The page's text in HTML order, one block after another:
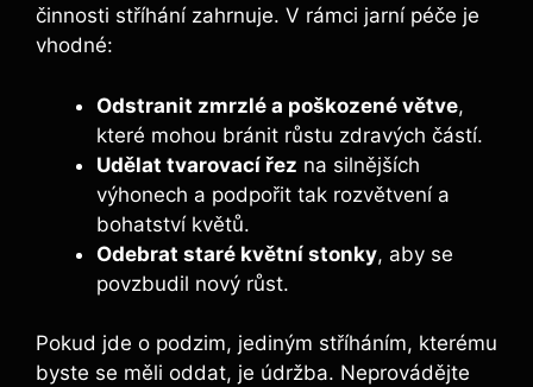
činnosti stříhání zahrnuje. V rámci⁤ jarní péče je
vhodné:
Odstranit zmrzlé a poškozené ⁤větve,
které ​mohou bránit růstu⁢ zdravých částí.
Udělat tvarovací řez na silnějších⁣
výhonech⁤ a podpořit tak rozvětvení a
bohatství květů.
Odebrat staré květní stonky, aby ‍se
povzbudil‌ nový růst.
Pokud⁢ jde o podzim, jediným stříháním, kterému
byste se měli oddat, je‌ údržba. Neprovádějte